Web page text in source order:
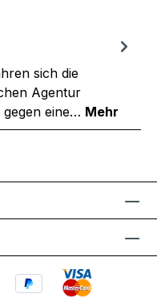
sich die
Agentur
eine… Mehr